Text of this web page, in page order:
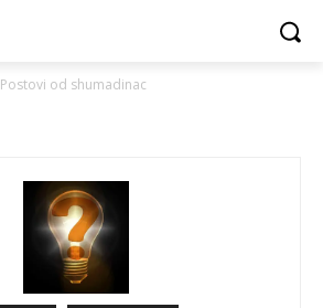
Postovi od shumadinac